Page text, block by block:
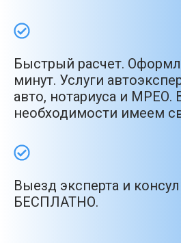
Быстрый расчет.
минут. Услуги
авто, нотариуса и МРЕО.
необходимости имеем
Выезд эксперта и
БЕСПЛАТНО.